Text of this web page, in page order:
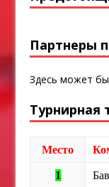
Партнеры
Здесь может
Турнирная
Место
1